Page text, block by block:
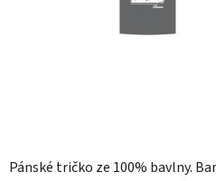
Pánské tričko ze 100% bavlny.